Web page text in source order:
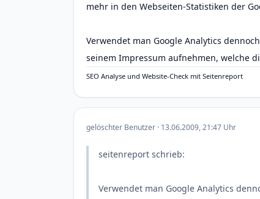
mehr in den Webseiten-Statistiken der
Verwendet man Google Analytics
seinem Impressum aufnehmen, welche
SEO Analyse und Website-Check mit Seitenreport
gelöschter Benutzer · 13.06.2009, 21:47 Uhr
seitenreport schrieb:
Verwendet man Google Analytics